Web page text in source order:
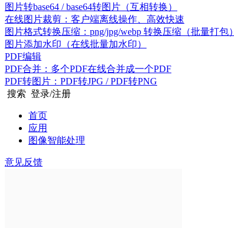
图片转base64 / base64转图片（互相转换）
在线图片裁剪：客户端离线操作、高效快速
图片格式转换压缩：png/jpg/webp 转换压缩（批量打包）
图片添加水印（在线批量加水印）
PDF编辑
PDF合并：多个PDF在线合并成一个PDF
PDF转图片：PDF转JPG / PDF转PNG
搜索 登录/注册
首页
应用
图像智能处理
意见反馈